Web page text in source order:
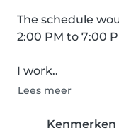
The schedule
2:00 PM to 7:00
I work..
Lees meer
Kenmerken